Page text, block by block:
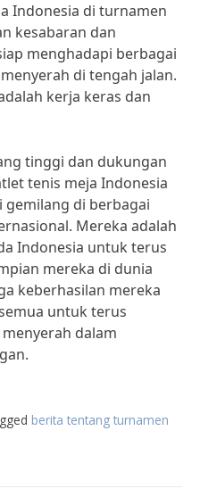
Indonesia di turnamen
kesabaran dan
menghadapi berbagai
di tengah jalan.
kerja keras dan
tinggi dan dukungan
tenis meja Indonesia
di berbagai
Mereka adalah
Indonesia untuk terus
mereka di dunia
keberhasilan mereka
untuk terus
dalam
berita tentang turnamen